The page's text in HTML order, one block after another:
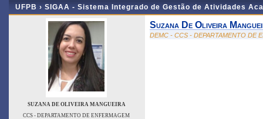
UFPB › SIGAA - Sistema Integrado de Gestão de Atividades
SUZANA DE OLIVEIRA MANGUEIRA
CCS - DEPARTAMENTO DE ENFERMAGEM
Suzana De Oliveira
DEMC - CCS - DEPARTAMENTO DE